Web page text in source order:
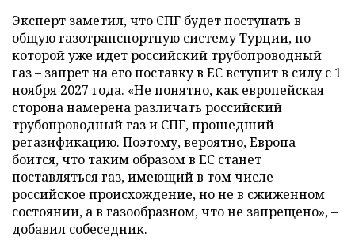
Эксперт заметил, что СПГ будет поступать в
общую газотранспортную систему Турции, по
которой уже идет российский трубопроводный
газ – запрет на его поставку в ЕС вступит в силу с 1
ноября 2027 года. «Не понятно, как европейская
сторона намерена различать российский
трубопроводный газ и СПГ, прошедший
регазификацию. Поэтому, вероятно, Европа
боится, что таким образом в ЕС станет
поставляться газ, имеющий в том числе
российское происхождение, но не в сжиженном
состоянии, а в газообразном, что не запрещено», –
добавил собеседник.